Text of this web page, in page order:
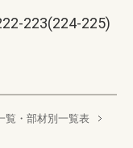
223(224-225)
・部材別一覧表